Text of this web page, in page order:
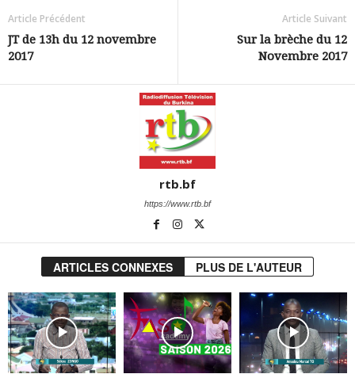
Article Précédent
JT de 13h du 12 novembre
2017
Article Suivant
Sur la brèche du 12
Novembre 2017
rtb.bf
https://www.rtb.bf
ARTICLES CONNEXES PLUS DE L'AUTEUR